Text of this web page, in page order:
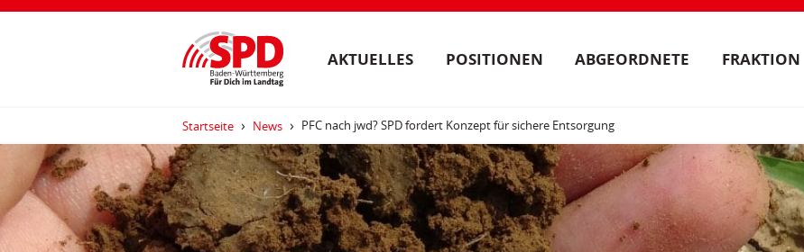
AKTUELLES POSITIONEN ABGEORDNETE FRAKTION
Startseite News PFC nach jwd? SPD fordert Konzept für sichere Entsorgung